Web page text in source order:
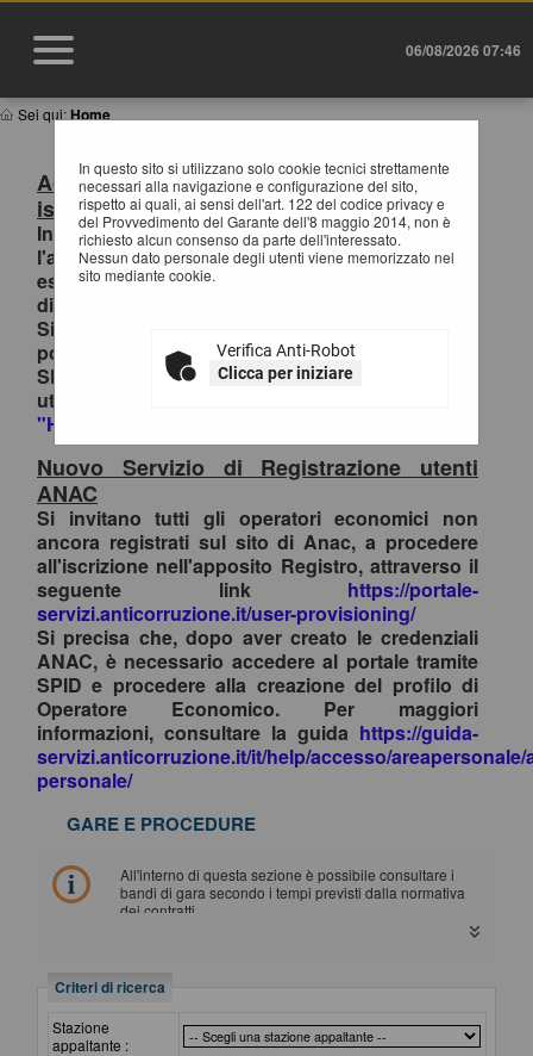
06/08/2026 07:46
Sei qui:Home
In questo sito si utilizzano solo cookie tecnici strettamente
necessari alla navigazione e configurazione del sito,
rispetto ai quali, ai sensi dell'art. 122 del codice privacy e
del Provvedimento del Garante dell'8 maggio 2014, non è
richiesto alcun consenso da parte dell'interessato.
Nessun dato personale degli utenti viene memorizzato nel
sito mediante cookie.
Verifica Anti-Robot
Clicca per iniziare
Accesso al Portale Gare con SPID/CIE:
istruzioni
In ottemperanza alle normative vigenti AgID,
l'accesso al portale gare è consentito
esclusivamente tramite i sistemi di identità
digitale.
Si invitano pertanto gli OO.EE. registrati al
portale che effettuano il primo accesso con
SPID/CIE, ad inviare la richiesta di collegamento
utenza-SPID esclusivamente tramite la funzione
"HELP DESK OPERATORI ECONOMICI
Nuovo Servizio di Registrazione utenti
ANAC
Si invitano tutti gli operatori economici non
ancora registrati sul sito di Anac, a procedere
all'iscrizione nell'apposito Registro, attraverso il
seguente link https://portale-
servizi.anticorruzione.it/user-provisioning/
Si precisa che, dopo aver creato le credenziali
ANAC, è necessario accedere al portale tramite
SPID e procedere alla creazione del profilo di
Operatore Economico. Per maggiori
informazioni, consultare la guida https://guida-
servizi.anticorruzione.it/it/help/accesso/areapersonale/
personale/
GARE E PROCEDURE
All'interno di questa sezione è possibile consultare i
bandi di gara secondo i tempi previsti dalla normativa
dei contratti.
Criteri di ricerca
Stazione
appaltante :